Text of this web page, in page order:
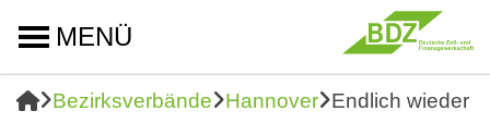
MENÜ
Bezirksverbände Hannover Endlich wieder